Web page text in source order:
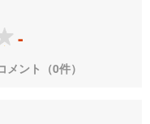
-
メント（0件）